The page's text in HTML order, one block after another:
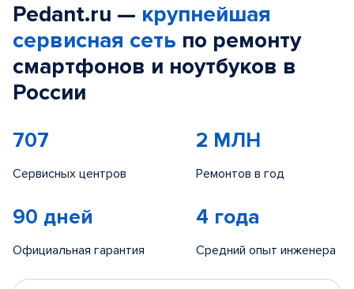
Pedant.ru — крупнейшая
сервисная сеть по ремонту
смартфонов и ноутбуков в
России
707
Сервисных центров
2 МЛН
Ремонтов в год
90 дней
Официальная гарантия
4 года
Средний опыт инженера